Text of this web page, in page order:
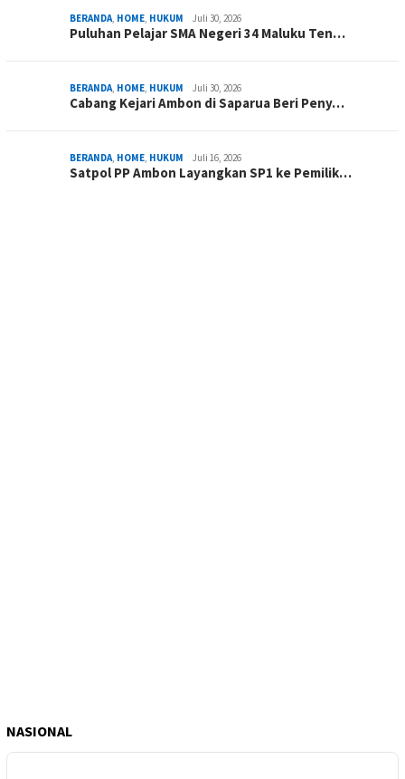
BERANDA, HOME, HUKUM Juli 30, 2026
Puluhan Pelajar SMA Negeri 34 Maluku Ten…
BERANDA, HOME, HUKUM Juli 30, 2026
Cabang Kejari Ambon di Saparua Beri Peny…
BERANDA, HOME, HUKUM Juli 16, 2026
Satpol PP Ambon Layangkan SP1 ke Pemilik…
NASIONAL